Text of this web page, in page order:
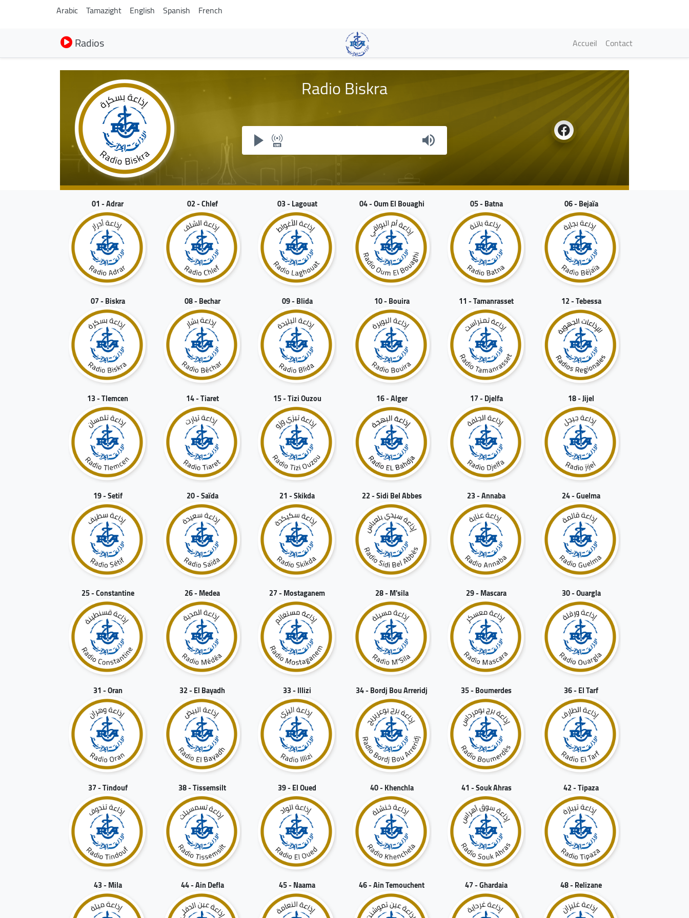
contenu
principal
Arabic Tamazight English Spanish French
Radios Navigation
Accueil Contact
Radio Biskra
01 - Adrar 02 - Chlef 03 - Lagouat 04 - Oum El Bouaghi 05 - Batna 06 - Bejaïa
07 - Biskra 08 - Bechar 09 - Blida 10 - Bouira 11 - Tamanrasset 12 - Tebessa
13 - Tlemcen 14 - Tiaret 15 - Tizi Ouzou 16 - Alger 17 - Djelfa 18 - Jijel
19 - Setif 20 - Saïda 21 - Skikda 22 - Sidi Bel Abbes 23 - Annaba 24 - Guelma
25 - Constantine 26 - Medea 27 - Mostaganem 28 - M'sila 29 - Mascara 30 - Ouargla
31 - Oran 32 - El Bayadh 33 - Illizi 34 - Bordj Bou Arreridj 35 - Boumerdes 36 - El Tarf
37 - Tindouf 38 - Tissemsilt 39 - El Oued 40 - Khenchla 41 - Souk Ahras 42 - Tipaza
43 - Mila 44 - Ain Defla 45 - Naama 46 - Ain Temouchent 47 - Ghardaia 48 - Relizane